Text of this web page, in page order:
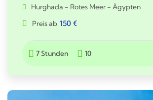
Hurghada - Rotes Meer - Ägypten
Preis ab 150 €
7 Stunden 10